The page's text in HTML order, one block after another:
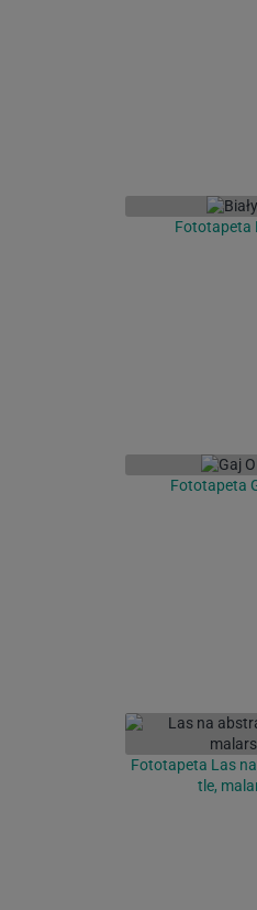
Fototapeta
Fototapeta
Fototapeta Las
tle,